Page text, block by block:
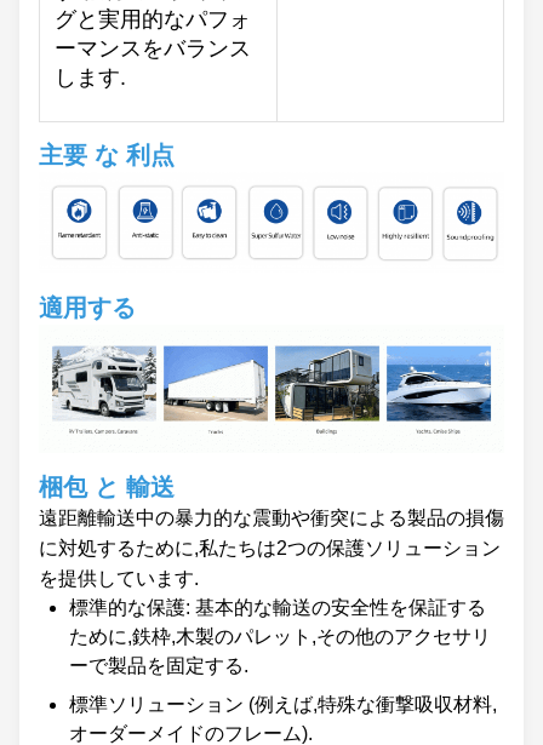
グと実用的なパフォ
ーマンスをバランス
します.
主要 な 利点
適用する
梱包 と 輸送
遠距離輸送中の暴力的な震動や衝突による製品の損傷
に対処するために,私たちは2つの保護ソリューション
を提供しています.
標準的な保護: 基本的な輸送の安全性を保証する
ために,鉄枠,木製のパレット,その他のアクセサリ
ーで製品を固定する.
標準ソリューション (例えば,特殊な衝撃吸収材料,
オーダーメイドのフレーム).